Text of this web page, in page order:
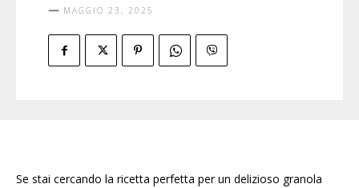
MAGGIO 23, 2025
Se stai cercando la ricetta perfetta per un delizioso granola